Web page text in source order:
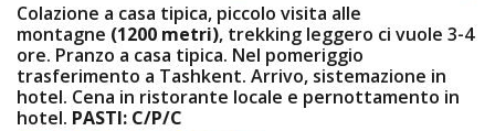
Colazione a casa tipica, piccolo visita alle
montagne (1200 metri), trekking leggero ci vuole 3-4
ore. Pranzo a casa tipica. Nel pomeriggio
trasferimento a Tashkent. Arrivo, sistemazione in
hotel. Cena in ristorante locale e pernottamento in
hotel. PASTI: C/P/C